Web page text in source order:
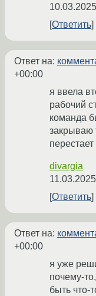
Ответить
Ответ на:
+00:00
я ввела
рабочий
команда
закрываю
divargia
Ответить
Ответ на:
+00:00
я уже
почему-
быть что-